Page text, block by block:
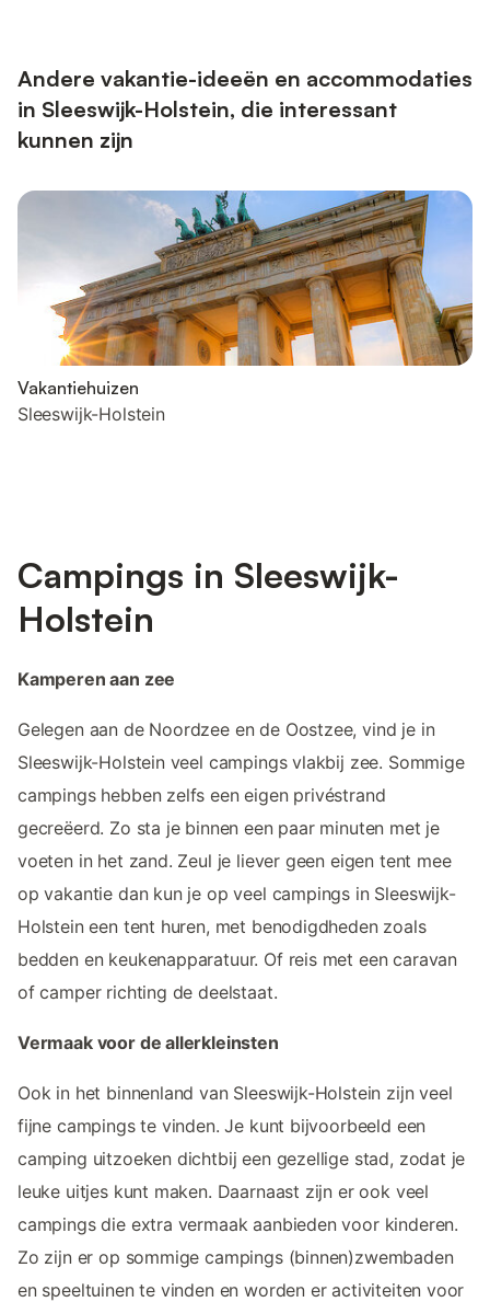
dem Seecampingplatz BUM st...
Andere vakantie-ideeën en accommodaties
in Sleeswijk-Holstein, die interessant
kunnen zijn
Vakantiehuizen
Sleeswijk-Holstein
Campings in Sleeswijk-
Holstein
Kamperen aan zee
Gelegen aan de Noordzee en de Oostzee, vind je in
Sleeswijk-Holstein veel campings vlakbij zee. Sommige
campings hebben zelfs een eigen privéstrand
gecreëerd. Zo sta je binnen een paar minuten met je
voeten in het zand. Zeul je liever geen eigen tent mee
op vakantie dan kun je op veel campings in Sleeswijk-
Holstein een tent huren, met benodigdheden zoals
bedden en keukenapparatuur. Of reis met een caravan
of camper richting de deelstaat.
Vermaak voor de allerkleinsten
Ook in het binnenland van Sleeswijk-Holstein zijn veel
fijne campings te vinden. Je kunt bijvoorbeeld een
camping uitzoeken dichtbij een gezellige stad, zodat je
leuke uitjes kunt maken. Daarnaast zijn er ook veel
campings die extra vermaak aanbieden voor kinderen.
Zo zijn er op sommige campings (binnen)zwembaden
en speeltuinen te vinden en worden er activiteiten voor